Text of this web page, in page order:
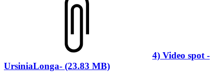
4) Video spot -
UrsiniaLonga- (23.83 MB)